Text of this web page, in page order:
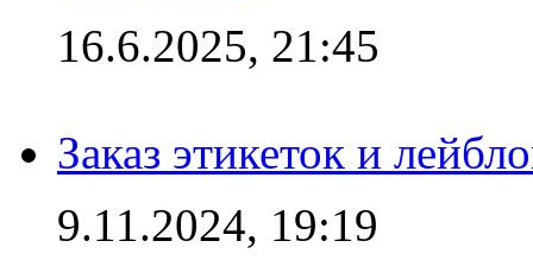
16.6.2025, 21:45
Заказ этикеток и
9.11.2024, 19:19